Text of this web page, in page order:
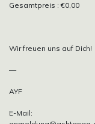
Gesamtpreis : €0,00
Wir freuen uns auf Dich!
—
AYF
E-Mail: